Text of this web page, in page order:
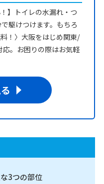
】トイレの水漏れ・つ
駆けつけます。もちろ
！〉大阪をはじめ関東/
。お困りの際はお気軽
3つの部位